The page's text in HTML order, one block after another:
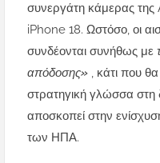
συνεργάτη κάμερας της
iPhone 18. Ωστόσο, οι
συνδέονται συνήθως με
απόδοσης» , κάτι που
στρατηγική γλώσσα
αποσκοπεί στην
των ΗΠΑ.